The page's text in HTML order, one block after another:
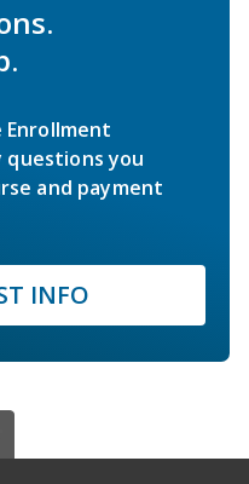
Enrollment
questions you
and payment
INFO